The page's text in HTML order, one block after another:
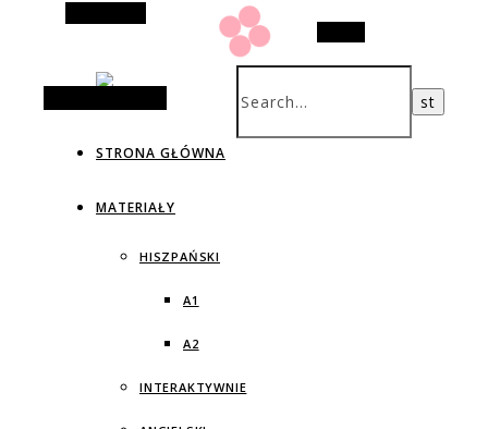
STRONA GŁÓWNA
MATERIAŁY
HISZPAŃSKI
A1
A2
INTERAKTYWNIE